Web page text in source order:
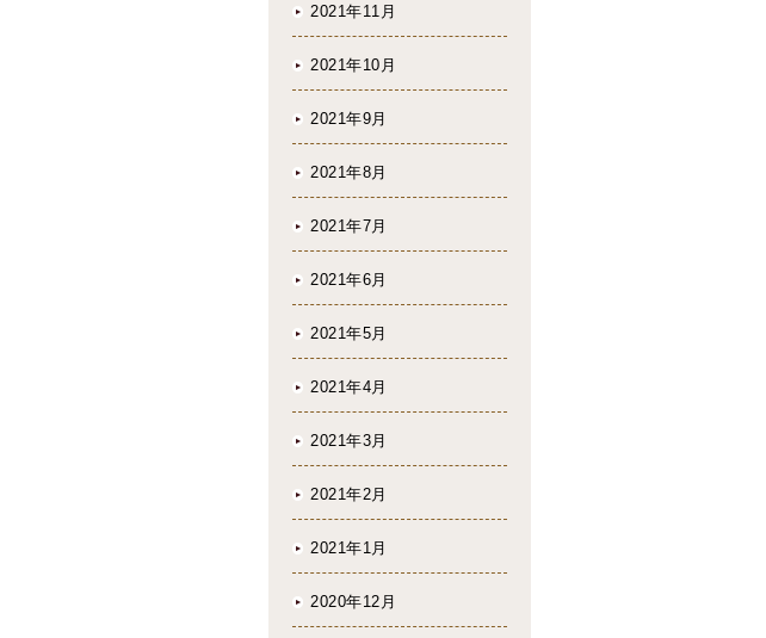
2021年11月
2021年10月
2021年9月
2021年8月
2021年7月
2021年6月
2021年5月
2021年4月
2021年3月
2021年2月
2021年1月
2020年12月